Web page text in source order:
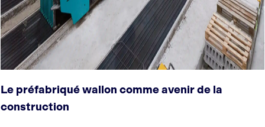
Le préfabriqué wallon comme avenir de la
construction